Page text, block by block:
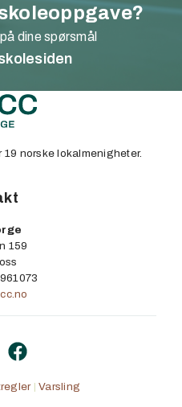
dine spørsmål
norske lokalmenigheter.
159
.no
| Varsling